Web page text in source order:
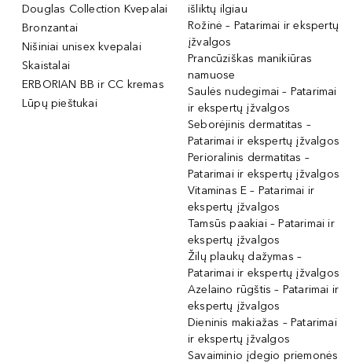
Douglas Collection Kvepalai
Bronzantai
Nišiniai unisex kvepalai
Skaistalai
ERBORIAN BB ir CC kremas
Lūpų pieštukai
išliktų ilgiau
Rožinė – Patarimai ir ekspertų
įžvalgos
Prancūziškas manikiūras
namuose
Saulės nudegimai – Patarimai
ir ekspertų įžvalgos
Seborėjinis dermatitas –
Patarimai ir ekspertų įžvalgos
Perioralinis dermatitas –
Patarimai ir ekspertų įžvalgos
Vitaminas E – Patarimai ir
ekspertų įžvalgos
Tamsūs paakiai – Patarimai ir
ekspertų įžvalgos
Žilų plaukų dažymas –
Patarimai ir ekspertų įžvalgos
Azelaino rūgštis – Patarimai ir
ekspertų įžvalgos
Dieninis makiažas – Patarimai
ir ekspertų įžvalgos
Savaiminio įdegio priemonės